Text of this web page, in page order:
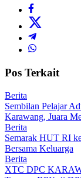
Pos Terkait
Berita
Sembilan Pelajar
Karawang, Juara
Berita
Semarak HUT RI
Bersama Keluarga
Berita
XTC DPC